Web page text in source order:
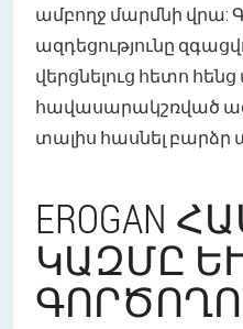
ամբողջ մարմնի
ազդեցությունը
վերցնելուց հետո
հավասարակշռված
տալիս հասնել բարձր
EROGAN
ԿԱԶՄԸ ԵՒ Գ